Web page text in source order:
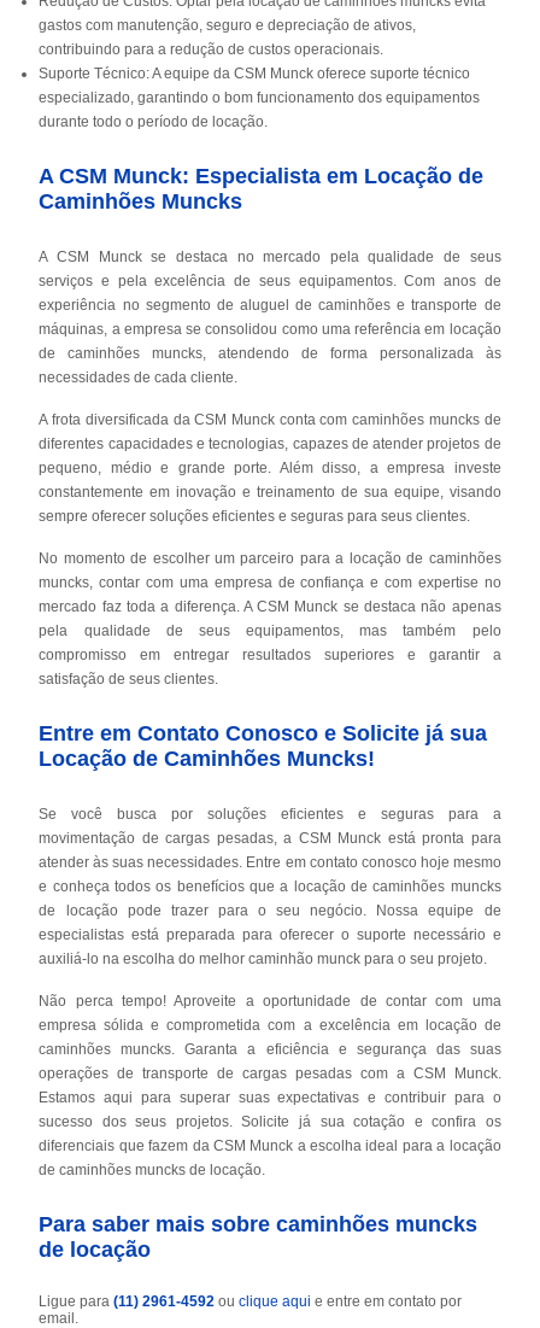
gastos com manutenção, seguro e depreciação de ativos,
contribuindo para a redução de custos operacionais.
Suporte Técnico: A equipe da CSM Munck oferece suporte técnico
especializado, garantindo o bom funcionamento dos equipamentos
durante todo o período de locação.
A CSM Munck: Especialista em Locação de
Caminhões Muncks
A CSM Munck se destaca no mercado pela qualidade de seus
serviços e pela excelência de seus equipamentos. Com anos de
experiência no segmento de aluguel de caminhões e transporte de
máquinas, a empresa se consolidou como uma referência em locação
de caminhões muncks, atendendo de forma personalizada às
necessidades de cada cliente.
A frota diversificada da CSM Munck conta com caminhões muncks de
diferentes capacidades e tecnologias, capazes de atender projetos de
pequeno, médio e grande porte. Além disso, a empresa investe
constantemente em inovação e treinamento de sua equipe, visando
sempre oferecer soluções eficientes e seguras para seus clientes.
No momento de escolher um parceiro para a locação de caminhões
muncks, contar com uma empresa de confiança e com expertise no
mercado faz toda a diferença. A CSM Munck se destaca não apenas
pela qualidade de seus equipamentos, mas também pelo
compromisso em entregar resultados superiores e garantir a
satisfação de seus clientes.
Entre em Contato Conosco e Solicite já sua
Locação de Caminhões Muncks!
Se você busca por soluções eficientes e seguras para a
movimentação de cargas pesadas, a CSM Munck está pronta para
atender às suas necessidades. Entre em contato conosco hoje mesmo
e conheça todos os benefícios que a locação de caminhões muncks
de locação pode trazer para o seu negócio. Nossa equipe de
especialistas está preparada para oferecer o suporte necessário e
auxiliá-lo na escolha do melhor caminhão munck para o seu projeto.
Não perca tempo! Aproveite a oportunidade de contar com uma
empresa sólida e comprometida com a excelência em locação de
caminhões muncks. Garanta a eficiência e segurança das suas
operações de transporte de cargas pesadas com a CSM Munck.
Estamos aqui para superar suas expectativas e contribuir para o
sucesso dos seus projetos. Solicite já sua cotação e confira os
diferenciais que fazem da CSM Munck a escolha ideal para a locação
de caminhões muncks de locação.
Para saber mais sobre caminhões muncks
de locação
Ligue para(11) 2961-4592ouclique aqui e entre em contato por
email.